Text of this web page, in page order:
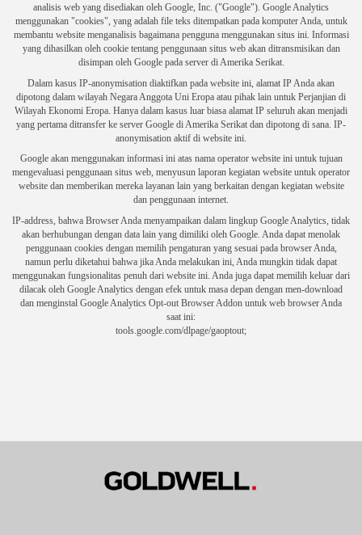
analisis web yang disediakan oleh Google, Inc. ("Google"). Google Analytics
menggunakan "cookies", yang adalah file teks ditempatkan pada komputer Anda, untuk
membantu website menganalisis bagaimana pengguna menggunakan situs ini. Informasi
yang dihasilkan oleh cookie tentang penggunaan situs web akan ditransmisikan dan
disimpan oleh Google pada server di Amerika Serikat.
Dalam kasus IP-anonymisation diaktifkan pada website ini, alamat IP Anda akan
dipotong dalam wilayah Negara Anggota Uni Eropa atau pihak lain untuk Perjanjian di
Wilayah Ekonomi Eropa. Hanya dalam kasus luar biasa alamat IP seluruh akan menjadi
yang pertama ditransfer ke server Google di Amerika Serikat dan dipotong di sana. IP-
anonymisation aktif di website ini.
Google akan menggunakan informasi ini atas nama operator website ini untuk tujuan
mengevaluasi penggunaan situs web, menyusun laporan kegiatan website untuk operator
website dan memberikan mereka layanan lain yang berkaitan dengan kegiatan website
dan penggunaan internet.
IP-address, bahwa Browser Anda menyampaikan dalam lingkup Google Analytics, tidak
akan berhubungan dengan data lain yang dimiliki oleh Google. Anda dapat menolak
penggunaan cookies dengan memilih pengaturan yang sesuai pada browser Anda,
namun perlu diketahui bahwa jika Anda melakukan ini, Anda mungkin tidak dapat
menggunakan fungsionalitas penuh dari website ini. Anda juga dapat memilih keluar dari
dilacak oleh Google Analytics dengan efek untuk masa depan dengan men-download
dan menginstal Google Analytics Opt-out Browser Addon untuk web browser Anda
saat ini:
tools.google.com/dlpage/gaoptout;